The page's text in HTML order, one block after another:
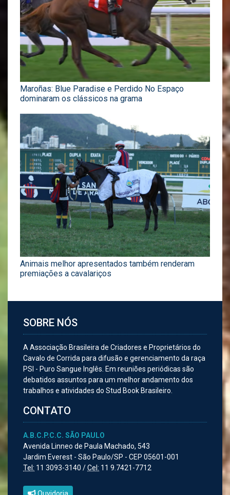
Maroñas: Blue Paradise e Perdido No Espaço
dominaram os clássicos na grama
Animais melhor apresentados também renderam
premiações a cavalariços
SOBRE NÓS
A Associação Brasileira de Criadores e Proprietários do
Cavalo de Corrida para difusão e gerenciamento da raça
PSI - Puro Sangue Inglês. Em reuniões periódicas são
debatidos assuntos para um melhor andamento dos
trabalhos e atividades do Stud Book Brasileiro.
CONTATO
A.B.C.P.C.C. SÃO PAULO
Avenida Linneo de Paula Machado, 543
Jardim Everest - São Paulo/SP - CEP 05601-001
Tel: 11 3093-3140 /Cel: 11 9.7421-7712